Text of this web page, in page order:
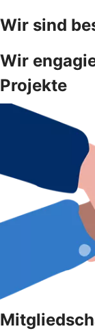
Wir sind
Wir
Projekte